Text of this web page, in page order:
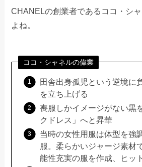
CHANELの創業者であるココ・シ
よね。
ココ・シャネルの偉業
田舎出身孤児という逆境に
を立ち上げる
喪服しかイメージがない黒
クドレス」へと昇華
当時の女性用服は体型を強
服。柔らかいジャージ素材
能性充実の服を作成、ヒッ